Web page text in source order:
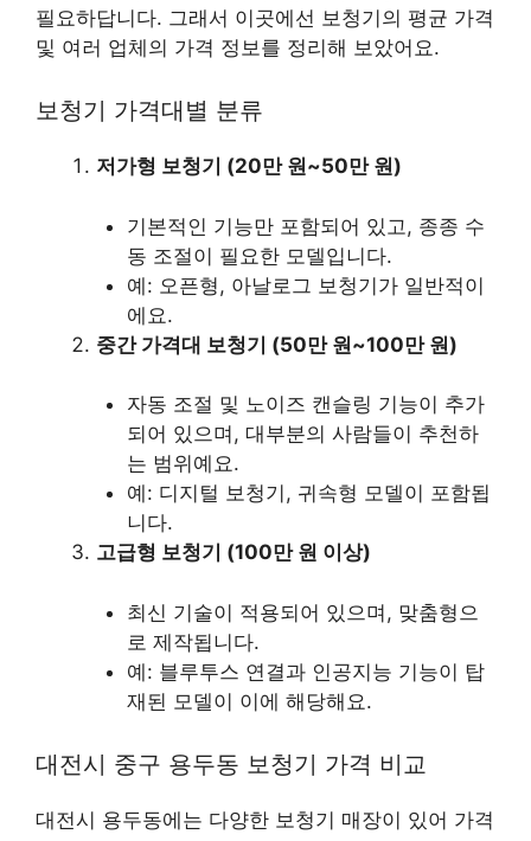
필요하답니다. 그래서 이곳에선 보청기의 평균 가격
및 여러 업체의 가격 정보를 정리해 보았어요.
보청기 가격대별 분류
저가형 보청기 (20만 원~50만 원)
기본적인 기능만 포함되어 있고, 종종 수
동 조절이 필요한 모델입니다.
예: 오픈형, 아날로그 보청기가 일반적이
에요.
중간 가격대 보청기 (50만 원~100만 원)
자동 조절 및 노이즈 캔슬링 기능이 추가
되어 있으며, 대부분의 사람들이 추천하
는 범위예요.
예: 디지털 보청기, 귀속형 모델이 포함됩
니다.
고급형 보청기 (100만 원 이상)
최신 기술이 적용되어 있으며, 맞춤형으
로 제작됩니다.
예: 블루투스 연결과 인공지능 기능이 탑
재된 모델이 이에 해당해요.
대전시 중구 용두동 보청기 가격 비교
대전시 용두동에는 다양한 보청기 매장이 있어 가격